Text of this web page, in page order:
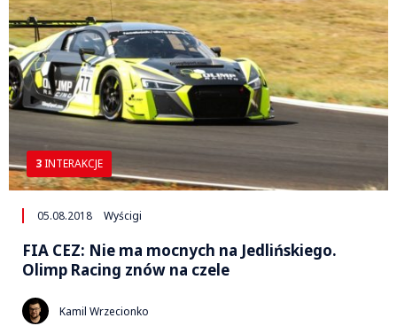
3 INTERAKCJE
05.08.2018 Wyścigi
FIA CEZ: Nie ma mocnych na Jedlińskiego.
Olimp Racing znów na czele
Kamil Wrzecionko